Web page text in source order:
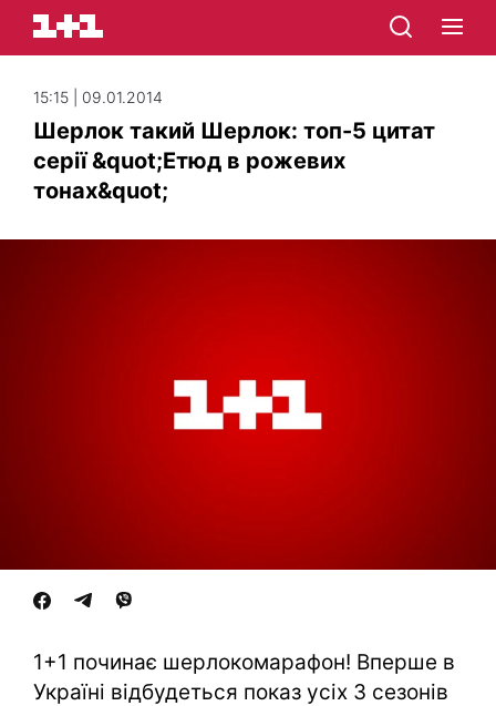
15:15 | 09.01.2014
Шерлок такий Шерлок: топ-5 цитат
серії &quot;Етюд в рожевих
тонах&quot;
1+1 починає шерлокомарафон! Вперше в
Україні відбудеться показ усіх 3 сезонів